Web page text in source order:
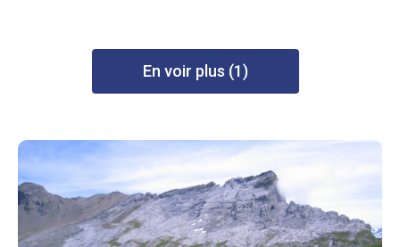
En voir plus (1)